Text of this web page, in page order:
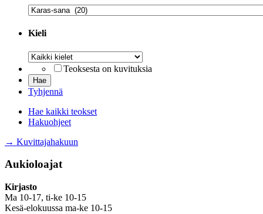
Kustantaja
Kieli
Kieli
Teoksesta on kuvituksia
Tyhjennä
Hae kaikki teokset
Hakuohjeet
→ Kuvittajahakuun
Aukioloajat
Kirjasto
Ma 10-17, ti-ke 10-15
Kesä-elokuussa ma-ke 10-15